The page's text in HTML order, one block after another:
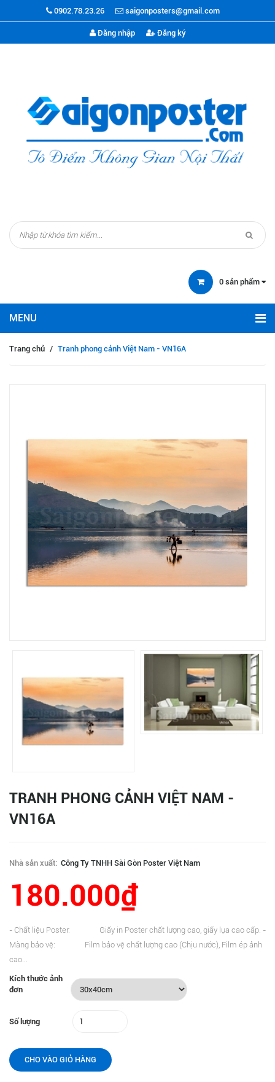
0902.78.23.26 saigonposters@gmail.com
Đăng nhập Đăng ký
0 sản phẩm
Trang chủ / Tranh phong cảnh Việt Nam - VN16A
TRANH PHONG CẢNH VIỆT NAM -
VN16A
Nhà sản xuất: Công Ty TNHH Sài Gòn Poster Việt Nam
180.000₫
- Chất liệu Poster: Giấy in Poster chất lượng cao, giấy lụa cao cấp. -
Màng bảo vệ: Film bảo vệ chất lượng cao (Chịu nước), Film ép ảnh
cao...
Kích thước ảnh
đơn
Số lượng
CHO VÀO GIỎ HÀNG